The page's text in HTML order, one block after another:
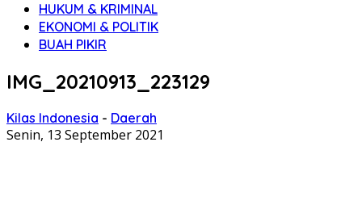
HUKUM & KRIMINAL
EKONOMI & POLITIK
BUAH PIKIR
IMG_20210913_223129
Kilas Indonesia - Daerah
Senin, 13 September 2021